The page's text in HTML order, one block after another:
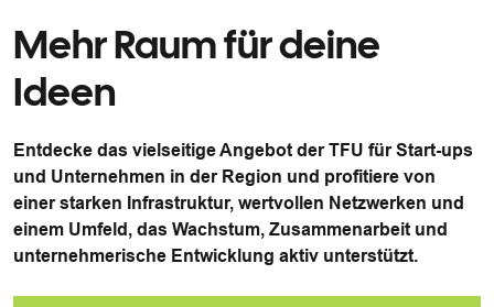
Mehr Raum für deine
Ideen
Entdecke das vielseitige Angebot der TFU für Start-ups
und Unternehmen in der Region und profitiere von
einer starken Infrastruktur, wertvollen Netzwerken und
einem Umfeld, das Wachstum, Zusammenarbeit und
unternehmerische Entwicklung aktiv unterstützt.